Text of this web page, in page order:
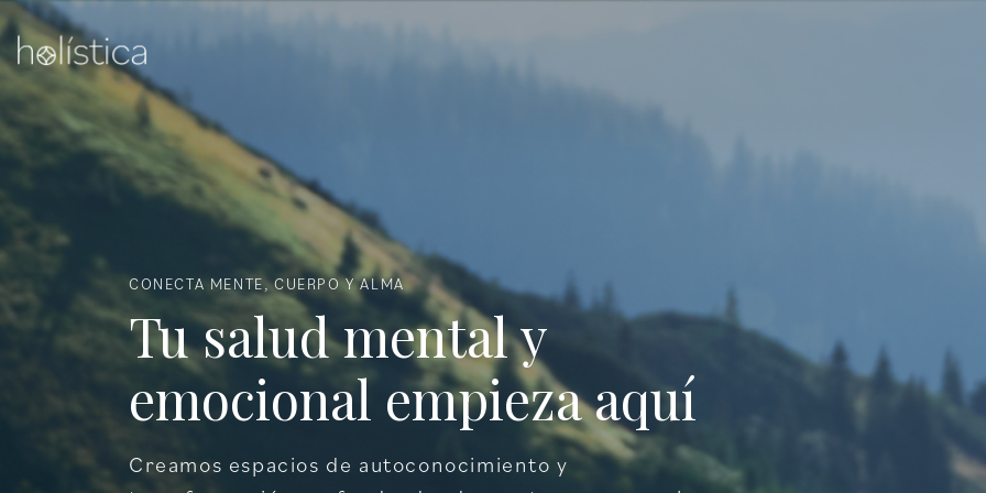
Ir al contenido
CONECTA MENTE, CUERPO Y ALMA
Tu salud mental y
emocional empieza aquí
Creamos espacios de autoconocimiento y